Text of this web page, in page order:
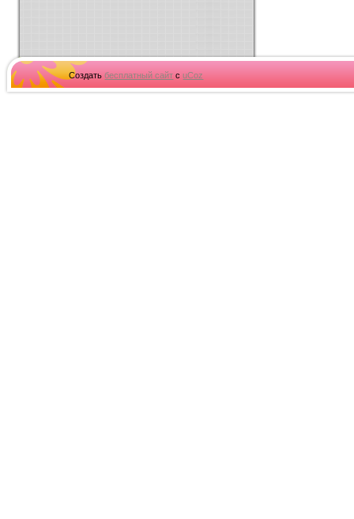
Создатьбесплатный сайт сuCoz